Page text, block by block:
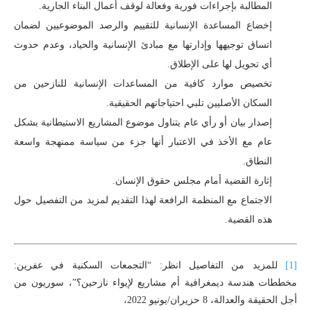
المطالبة بإجراءات فورية وفعالة لوقف أعمال البناء الجارية.
إخضاع المساعدة الإنسانية للتقييم والرصد الموضوعيين لضمان
اتساق توجيهها وإدارتها مع مبادئ الإنسانية والحياد، وعدم حدوث
أي تحويل لها على الإطلاق.
تخصيص موارد كافية من المساعدات الإنسانية للنازحين من
السكان الأصليين تلبي احتياجاتهم الحقيقية.
إصدار بيان أو رأي عام يتناول موضوع المشاريع الاستيطانية بشكل
عام مع الأخذ في الاعتبار أنها جزء من سياسة ممنهجة واسعة
النطاق.
إثارة القضية أمام مجلس حقوق الإنسان.
الاجتماع مع المنظمة الرافعة لهذا التقديم لمزيد من التفصيل حول
هذه القضية.
[1]
للمزيد من التفاصيل انظر: “التجمعات السكنية في عفرين:
مخططات هندسة ديمغرافية أم مشاريع لإيواء نازحين؟”، سوريون من
أجل الحقيقة والعدالة، 8 حزيران/يونيو 2022،